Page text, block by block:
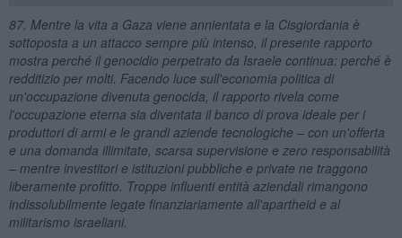
87. Mentre la vita a Gaza viene annientata e la Cisgiordania è
sottoposta a un attacco sempre più intenso, il presente rapporto
mostra perché il genocidio perpetrato da Israele continua: perché è
redditizio per molti. Facendo luce sull'economia politica di
un'occupazione divenuta genocida, il rapporto rivela come
l'occupazione eterna sia diventata il banco di prova ideale per i
produttori di armi e le grandi aziende tecnologiche – con un'offerta
e una domanda illimitate, scarsa supervisione e zero responsabilità
– mentre investitori e istituzioni pubbliche e private ne traggono
liberamente profitto. Troppe influenti entità aziendali rimangono
indissolubilmente legate finanziariamente all'apartheid e al
militarismo israeliani.